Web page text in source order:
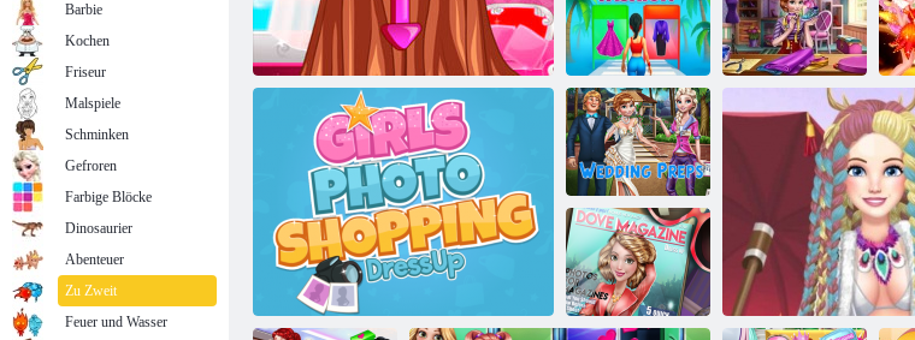
Haar tun Entwurf
Lässige
Kleidungsmode
Musik Festival
Frisuren
Laufstegmode
Modeschuhe
Designer
Hochzeit Preps
Barbie
Kochen
Friseur
Malspiele
Schminken
Gefroren
Farbige Blöcke
Dinosaurier
Abenteuer
Zu Zweit
Feuer und Wasser